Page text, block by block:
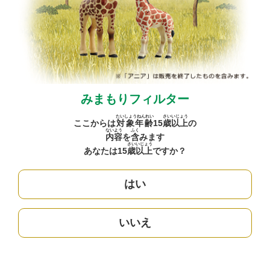
みまもりフィルター
ここからは対象年齢
たいしょうねんれい
15歳
さい
以上
いじょう
の
内容
ないよう
を含
ふく
みます
あなたは15歳
さい
以上
いじょう
ですか？
はい
いいえ